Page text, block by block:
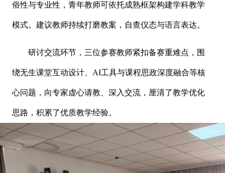
俗性与专业性，青年教师可依托成熟框架构建学科教学
模式。建议教师持续打磨教案，自查仪态与语言表达。
研讨交流环节，三位参赛教师紧扣备赛重难点，围
绕无生课堂互动设计、 AI工具与课程思政深度融合等核
心问题，向专家虚心请教、深入交流，厘清了教学优化
思路，积累了优质教学经验。